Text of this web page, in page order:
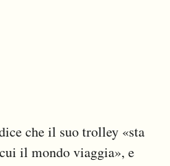
che il suo trolley «sta
il mondo viaggia», e